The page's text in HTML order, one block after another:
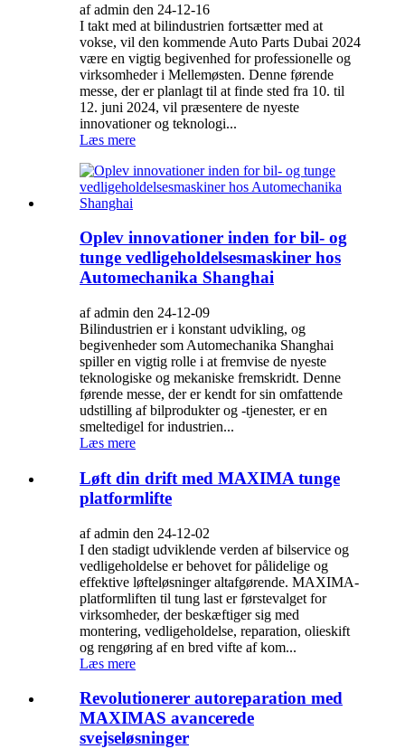
af admin den 24-12-16
I takt med at bilindustrien fortsætter med at
vokse, vil den kommende Auto Parts Dubai 2024
være en vigtig begivenhed for professionelle og
virksomheder i Mellemøsten. Denne førende
messe, der er planlagt til at finde sted fra 10. til
12. juni 2024, vil præsentere de nyeste
innovationer og teknologi...
Læs mere
Oplev innovationer inden for bil- og
tunge vedligeholdelsesmaskiner hos
Automechanika Shanghai
af admin den 24-12-09
Bilindustrien er i konstant udvikling, og
begivenheder som Automechanika Shanghai
spiller en vigtig rolle i at fremvise de nyeste
teknologiske og mekaniske fremskridt. Denne
førende messe, der er kendt for sin omfattende
udstilling af bilprodukter og -tjenester, er en
smeltedigel for industrien...
Læs mere
Løft din drift med MAXIMA tunge
platformlifte
af admin den 24-12-02
I den stadigt udviklende verden af ​​bilservice og
vedligeholdelse er behovet for pålidelige og
effektive løfteløsninger altafgørende. MAXIMA-
platformliften til tung last er førstevalget for
virksomheder, der beskæftiger sig med
montering, vedligeholdelse, reparation, olieskift
og rengøring af en bred vifte af kom...
Læs mere
Revolutionerer autoreparation med
MAXIMAS avancerede
svejseløsninger